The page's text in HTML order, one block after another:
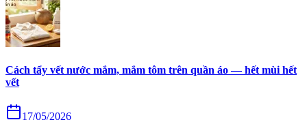
Cách tẩy vết nước mắm, mắm tôm trên quần áo — hết mùi hết
vết
17/05/2026